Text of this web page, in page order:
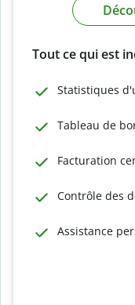
Tout ce qui est
Statistiques
Tableau de
Facturation
Contrôle des
Assistance